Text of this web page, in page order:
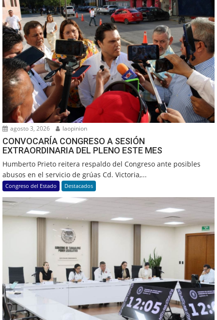
agosto 3, 2026 laopinion
CONVOCARÍA CONGRESO A SESIÓN
EXTRAORDINARIA DEL PLENO ESTE MES
Humberto Prieto reitera respaldo del Congreso ante posibles
abusos en el servicio de grúas Cd. Victoria,...
Congreso del Estado Destacados